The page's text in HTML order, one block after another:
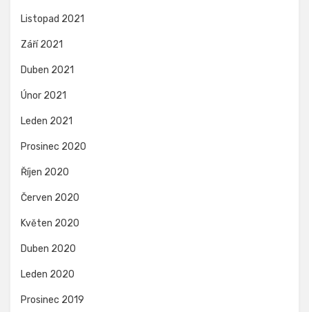
Listopad 2021
Září 2021
Duben 2021
Únor 2021
Leden 2021
Prosinec 2020
Říjen 2020
Červen 2020
Květen 2020
Duben 2020
Leden 2020
Prosinec 2019